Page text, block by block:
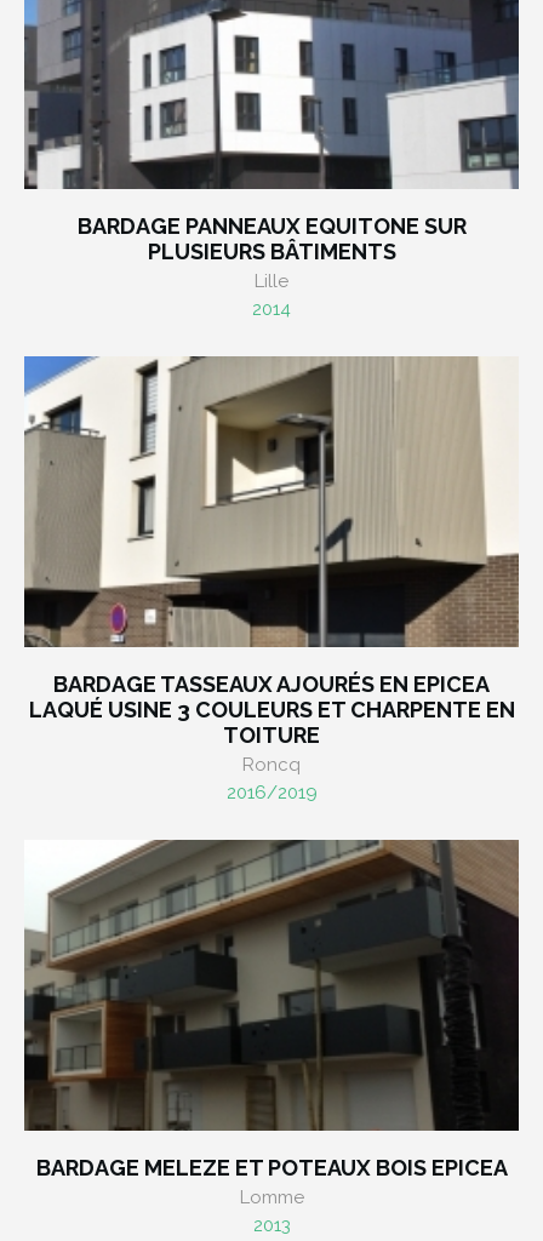
BARDAGE PANNEAUX EQUITONE SUR
PLUSIEURS BÂTIMENTS
Lille
2014
BARDAGE TASSEAUX AJOURÉS EN EPICEA
LAQUÉ USINE 3 COULEURS ET CHARPENTE EN
TOITURE
Roncq
2016/2019
BARDAGE MELEZE ET POTEAUX BOIS EPICEA
Lomme
2013